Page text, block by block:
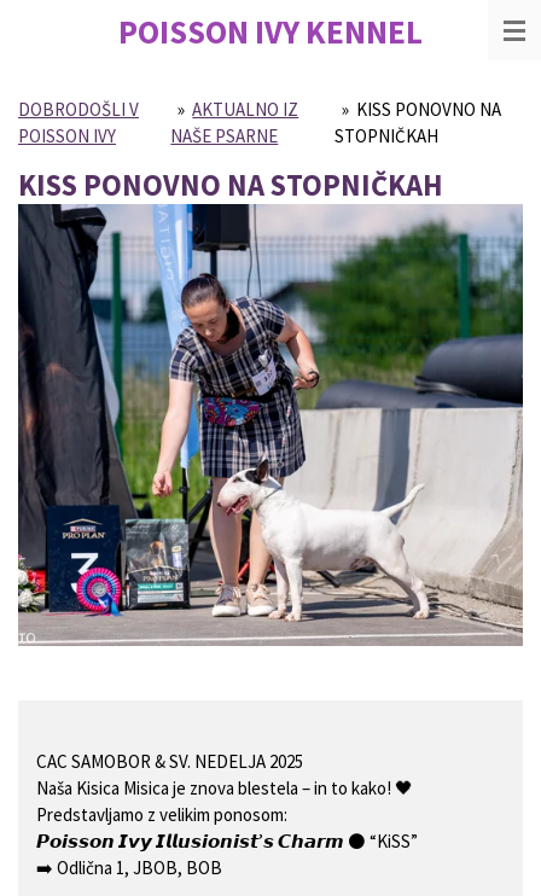
content
POISSON IVYKENNEL
DOBRODOŠLI V
POISSON IVY
» AKTUALNO IZ
NAŠE PSARNE
» KISS PONOVNO NA
STOPNIČKAH
KISS PONOVNO NA STOPNIČKAH
CAC SAMOBOR & SV. NEDELJA 2025
Naša Kisica Misica je znova blestela – in to kako! 🖤
Predstavljamo z velikim ponosom:
𝙋𝙤𝙞𝙨𝙨𝙤𝙣 𝙄𝙫𝙮 𝙄𝙡𝙡𝙪𝙨𝙞𝙤𝙣𝙞𝙨𝙩’𝙨 𝘾𝙝𝙖𝙧𝙢 ⚫️ “KiSS”
➡️ Odlična 1, JBOB, BOB